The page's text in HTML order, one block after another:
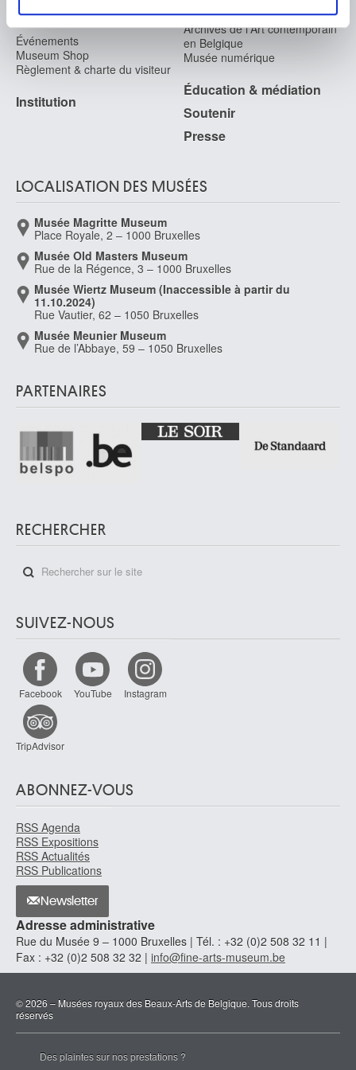
partageons également des informations sur l'utilisation de
notre site avec nos partenaires de médias sociaux, de
publicité et d'analyse, qui peuvent combiner celles-ci
avec d'autres informations que vous leur avez fournies
ou qu'ils ont collectées lors de votre utilisation de leurs
Aux Musées
Événements
Museum Shop
Règlement & charte du visiteur
Institution
Archives
Archives de l'Art contemporain
en Belgique
Musée numérique
Éducation & médiation
Soutenir
Presse
LOCALISATION DES MUSÉES
Musée Magritte Museum
Place Royale, 2 – 1000 Bruxelles
Musée Old Masters Museum
Rue de la Régence, 3 – 1000 Bruxelles
Musée Wiertz Museum (Inaccessible à partir du
11.10.2024)
Rue Vautier, 62 – 1050 Bruxelles
Musée Meunier Museum
Rue de l’Abbaye, 59 – 1050 Bruxelles
PARTENAIRES
RECHERCHER
SUIVEZ-NOUS
Facebook YouTube Instagram
TripAdvisor
ABONNEZ-VOUS
RSS Agenda
RSS Expositions
RSS Actualités
RSS Publications
Newsletter
Adresse administrative
Rue du Musée 9 – 1000 Bruxelles | Tél. : +32 (0)2 508 32 11 |
Fax : +32 (0)2 508 32 32 | info@fine-arts-museum.be
© 2026 – Musées royaux des Beaux-Arts de Belgique. Tous droits
réservés
Des plaintes sur nos prestations ?